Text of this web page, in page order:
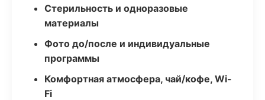
Стерильность и одноразовые
материалы
Фото до/после и индивидуальные
программы
Комфортная атмосфера, чай/кофе, Wi-
Fi